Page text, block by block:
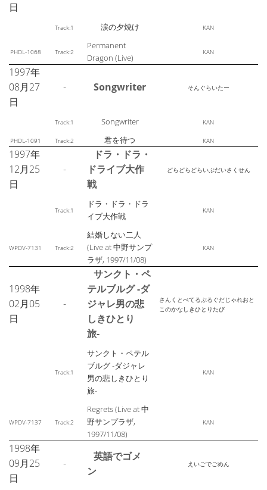
日
Track:1 涙の夕焼け KAN
PHDL-1068 Track:2
Permanent
Dragon (Live)
KAN
1997年
08月27
日
- Songwriter そんぐらいたー
Track:1 Songwriter KAN
PHDL-1091 Track:2 君を待つ KAN
1997年
12月25
日
-
ドラ・ドラ・
ドライブ大作
戦
どらどらどらいぶだいさくせん
Track:1
ドラ・ドラ・ドラ
イブ大作戦
KAN
WPDV-7131 Track:2
結婚しない二人
(Live at 中野サンプ
ラザ, 1997/11/08)
KAN
1998年
02月05
日
-
サンクト・ペ
テルブルグ -ダ
ジャレ男の悲
しきひとり
旅-
さんくとぺてるぶるぐだじゃれおと
このかなしきひとりたび
Track:1
サンクト・ペテル
ブルグ -ダジャレ
男の悲しきひとり
旅-
KAN
WPDV-7137 Track:2
Regrets (Live at 中
野サンプラザ,
1997/11/08)
KAN
1998年
09月25
日
-
英語でゴメ
ン
えいごでごめん